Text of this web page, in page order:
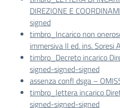
DIREZIONE E
signed
timbro_Incarico non
immersiva II ed. ins. Soresi
timbro_Decreto incarico
signed-signed-signed
assenza confl dsga –
timbro_lettera incarico
signed-signed-signed